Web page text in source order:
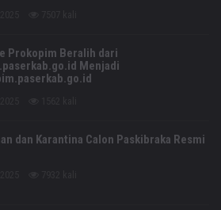
Prokopim Beralih dari
Menjadi
dan Karantina Calon Paskibraka Resmi